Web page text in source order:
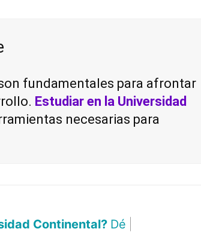
fundamentales para afrontar
Estudiar en la Universidad
necesarias para
Continental? Déjanos aquí tus